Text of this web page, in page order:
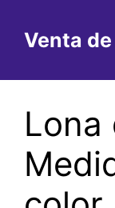
contenido
Venta
Lona